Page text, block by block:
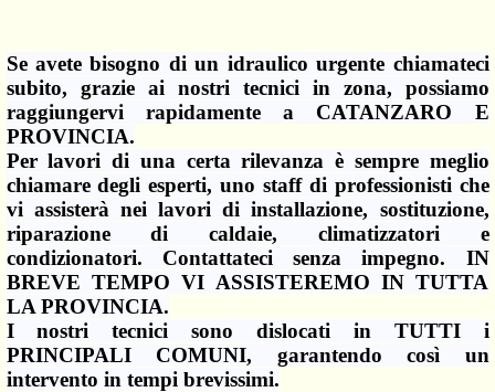
Se avete bisogno di un idraulico urgente chiamateci
subito, grazie ai nostri tecnici in zona, possiamo
raggiungervi rapidamente a CATANZARO E
PROVINCIA.
Per lavori di una certa rilevanza è sempre meglio
chiamare degli esperti, uno staff di professionisti che
vi assisterà nei lavori di installazione, sostituzione,
riparazione di caldaie, climatizzatori e
condizionatori. Contattateci senza impegno. IN
BREVE TEMPO VI ASSISTEREMO IN TUTTA
LA PROVINCIA.
I nostri tecnici sono dislocati in TUTTI i
PRINCIPALI COMUNI, garantendo così un
intervento in tempi brevissimi.